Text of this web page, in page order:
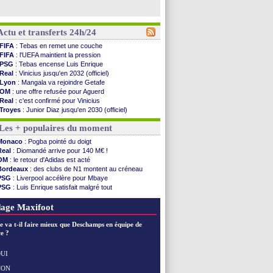
et transferts 24h/24
FIFA : Tebas en remet une couche
FIFA : l'UEFA maintient la pression
PSG : Tebas encense Luis Enrique
Real : Vinicius jusqu'en 2032 (officiel)
Lyon : Mangala va rejoindre Getafe
OM : une offre refusée pour Aguerd
Real : c'est confirmé pour Vinicius
Troyes : Junior Diaz jusqu'en 2030 (officiel)
PSG: Akliouche a signé (officiel)
OM: une offre pour Bulka
PSG: contrat signé pour Akliouche
Ouganda : Owori battu à mort à Kampala
Arsenal: Arteta veut créer une dynastie
Chelsea: Palace a fait son offre pour Disasi
FIFA: le gouvernement espagnol s'en mêle
PSG : l'étonnante rumeur Gusto
Bologne : Dallinga est sur le marché
OM: Medina vers Leverkusen pour 25 M€
Séville: Juanlu signe à Bournemouth (officiel)
PSG
Man City
+ populaires du moment
: Pogba pointé du doigt
: Diomandé arrive pour 140 M€ !
: le retour d'Adidas est acté
: des clubs de N1 montent au créneau
: Liverpool accélère pour Mbaye
: Luis Enrique satisfait malgré tout
: une nouvelle offre pour Vinicius
Maxifoot
va t-il faire mieux que Deschamps en équipe de
?